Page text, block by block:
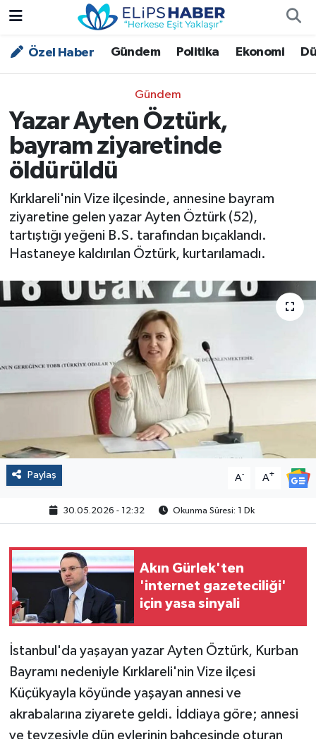
Özel Haber Gündem Politika Ekonomi
Gündem
Yazar Ayten Öztürk,
bayram ziyaretinde
öldürüldü
Kırklareli'nin Vize ilçesinde, annesine bayram
ziyaretine gelen yazar Ayten Öztürk (52),
tartıştığı yeğeni B.S. tarafından bıçaklandı.
Hastaneye kaldırılan Öztürk, kurtarılamadı.
Paylaş A- A+
30.05.2026 - 12:32 Okunma Süresi: 1 Dk
Akın Gürlek'ten
'internet gazeteciliği'
için yasa sinyali
İstanbul'da yaşayan yazar Ayten Öztürk, Kurban
Bayramı nedeniyle Kırklareli'nin Vize ilçesi
Küçükyayla köyünde yaşayan annesi ve
akrabalarına ziyarete geldi. İddiaya göre; annesi
ve teyzesiyle dün evlerinin bahçesinde oturan
Özel Haber
Asayiş
Bilim - Teknoloji
Çevre - İklim
Dünya
Magazin
Yaşam
Çalışma Hayatı
Kadın
Yurt
2024 Seçim Sonuçları
Nöbetçi Eczaneler
Trafik Durumu
Süper Lig Puan Durumu ve Fikstür
Tüm Manşetler
Son Dakika Haberleri